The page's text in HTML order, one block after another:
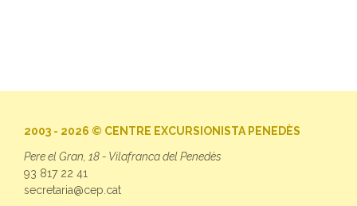
2003 - 2026 © CENTRE EXCURSIONISTA PENEDÈS
Pere el Gran, 18 - Vilafranca del Penedès
93 817 22 41
secretaria@cep.cat